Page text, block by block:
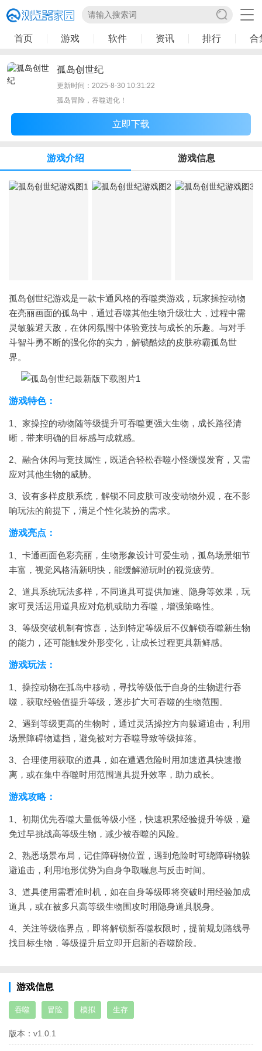
首页 游戏 软件 资讯 排行 合
孤岛创世纪
更新时间：2025-8-30 10:31:22
孤岛冒险，吞噬进化！
立即下载
游戏介绍 游戏信息
孤岛创世纪游戏是一款卡通风格的吞噬类游戏，玩家操控动物
在亮丽画面的孤岛中，通过吞噬其他生物升级壮大，过程中需
灵敏躲避天敌，在休闲氛围中体验竞技与成长的乐趣。与对手
斗智斗勇不断的强化你的实力，解锁酷炫的皮肤称霸孤岛世
界。
游戏特色：
1、家操控的动物随等级提升可吞噬更强大生物，成长路径清
晰，带来明确的目标感与成就感。
2、融合休闲与竞技属性，既适合轻松吞噬小怪缓慢发育，又需
应对其他生物的威胁。
3、设有多样皮肤系统，解锁不同皮肤可改变动物外观，在不影
响玩法的前提下，满足个性化装扮的需求。
游戏亮点：
1、卡通画面色彩亮丽，生物形象设计可爱生动，孤岛场景细节
丰富，视觉风格清新明快，能缓解游玩时的视觉疲劳。
2、道具系统玩法多样，不同道具可提供加速、隐身等效果，玩
家可灵活运用道具应对危机或助力吞噬，增强策略性。
3、等级突破机制有惊喜，达到特定等级后不仅解锁吞噬新生物
的能力，还可能触发外形变化，让成长过程更具新鲜感。
游戏玩法：
1、操控动物在孤岛中移动，寻找等级低于自身的生物进行吞
噬，获取经验值提升等级，逐步扩大可吞噬的生物范围。
2、遇到等级更高的生物时，通过灵活操控方向躲避追击，利用
场景障碍物遮挡，避免被对方吞噬导致等级掉落。
3、合理使用获取的道具，如在遭遇危险时用加速道具快速撤
离，或在集中吞噬时用范围道具提升效率，助力成长。
游戏攻略：
1、初期优先吞噬大量低等级小怪，快速积累经验提升等级，避
免过早挑战高等级生物，减少被吞噬的风险。
2、熟悉场景布局，记住障碍物位置，遇到危险时可绕障碍物躲
避追击，利用地形优势为自身争取喘息与反击时间。
3、道具使用需看准时机，如在自身等级即将突破时用经验加成
道具，或在被多只高等级生物围攻时用隐身道具脱身。
4、关注等级临界点，即将解锁新吞噬权限时，提前规划路线寻
找目标生物，等级提升后立即开启新的吞噬阶段。
游戏信息
吞噬 冒险 模拟 生存
版本： v1.0.1